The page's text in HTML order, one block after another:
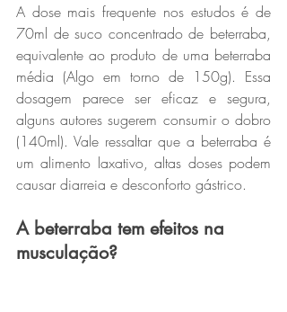
A dose mais frequente nos estudos é de
70ml de suco concentrado de beterraba,
equivalente ao produto de uma beterraba
média (Algo em torno de 150g). Essa
dosagem parece ser eficaz e segura,
alguns autores sugerem consumir o dobro
(140ml). Vale ressaltar que a beterraba é
um alimento laxativo, altas doses podem
causar diarreia e desconforto gástrico.
A beterraba tem efeitos na
musculação?